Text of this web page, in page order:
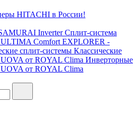
HITACHI в России!
Inverter Сплит-система
ULTIMA Comfort EXPLORER -
сплит-системы Классические
от ROYAL Clima Инверторные
от ROYAL Clima